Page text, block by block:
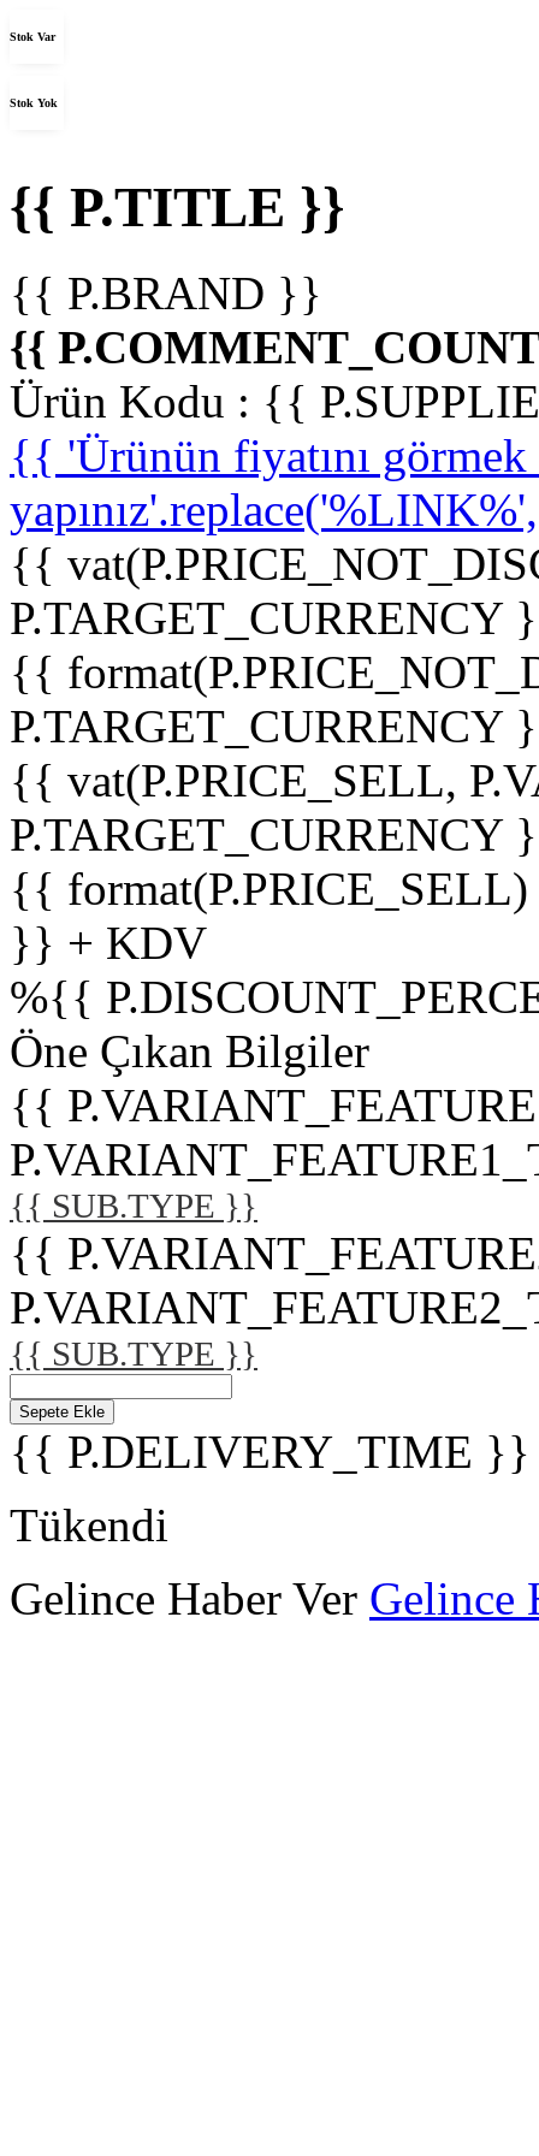
Stok Var
Stok Yok
{{ P.TITLE }}
{{ P.BRAND }}
{{
Ürün Kodu : {{
{{ 'Ürünün fiyatını
{{
P.TARGET_CURRENCY
{{
P.TARGET_CURRENCY
{{ vat(P.PRICE_SELL,
P.TARGET_CURRENCY
{{
}} + KDV
%{{
Öne Çıkan Bilgiler
{{
{{ SUB.TYPE }}
{{
{{ SUB.TYPE }}
Sepete Ekle
{{ P.DELIVERY_TIME }}
Tükendi
Gelince Haber Ver Gelince